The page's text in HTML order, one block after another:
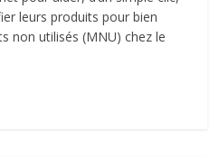
leurs produits pour bien
non utilisés (MNU) chez le